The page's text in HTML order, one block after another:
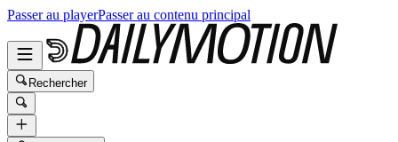
Passer au playerPasser au contenu principal
Rechercher